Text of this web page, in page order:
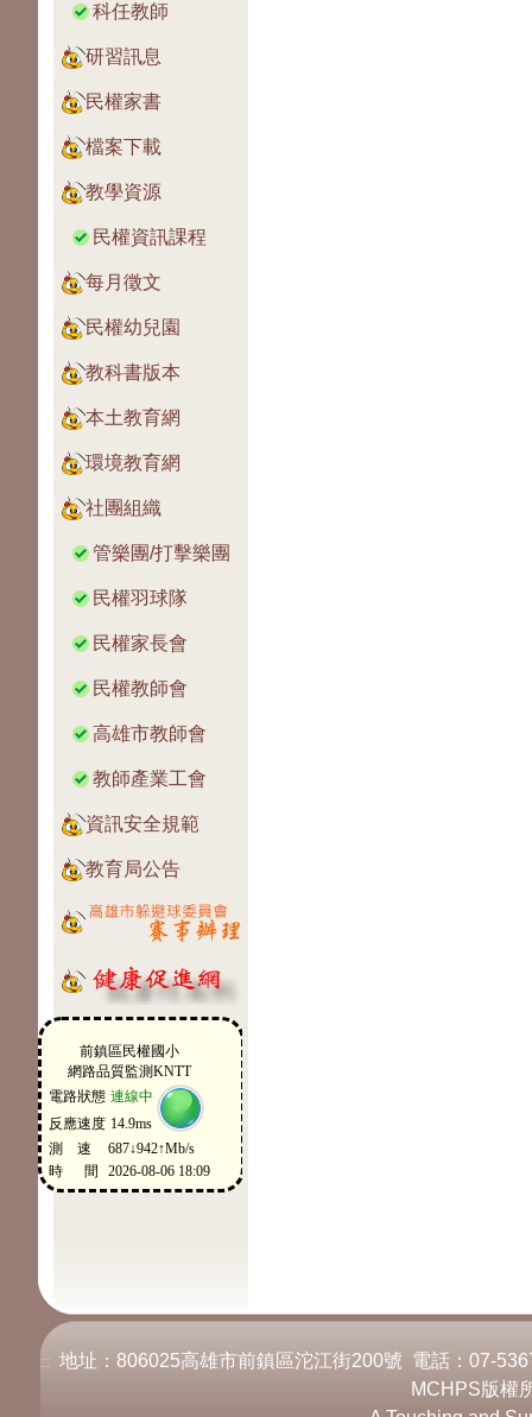
科任教師
研習訊息
民權家書
檔案下載
教學資源
民權資訊課程
每月徵文
民權幼兒園
教科書版本
本土教育網
環境教育網
社團組織
管樂團/打擊樂團
民權羽球隊
民權家長會
民權教師會
高雄市教師會
教師產業工會
資訊安全規範
教育局公告
:::
地址：806025高雄市前鎮區沱江街200號 電話：07-
MCHPS版權